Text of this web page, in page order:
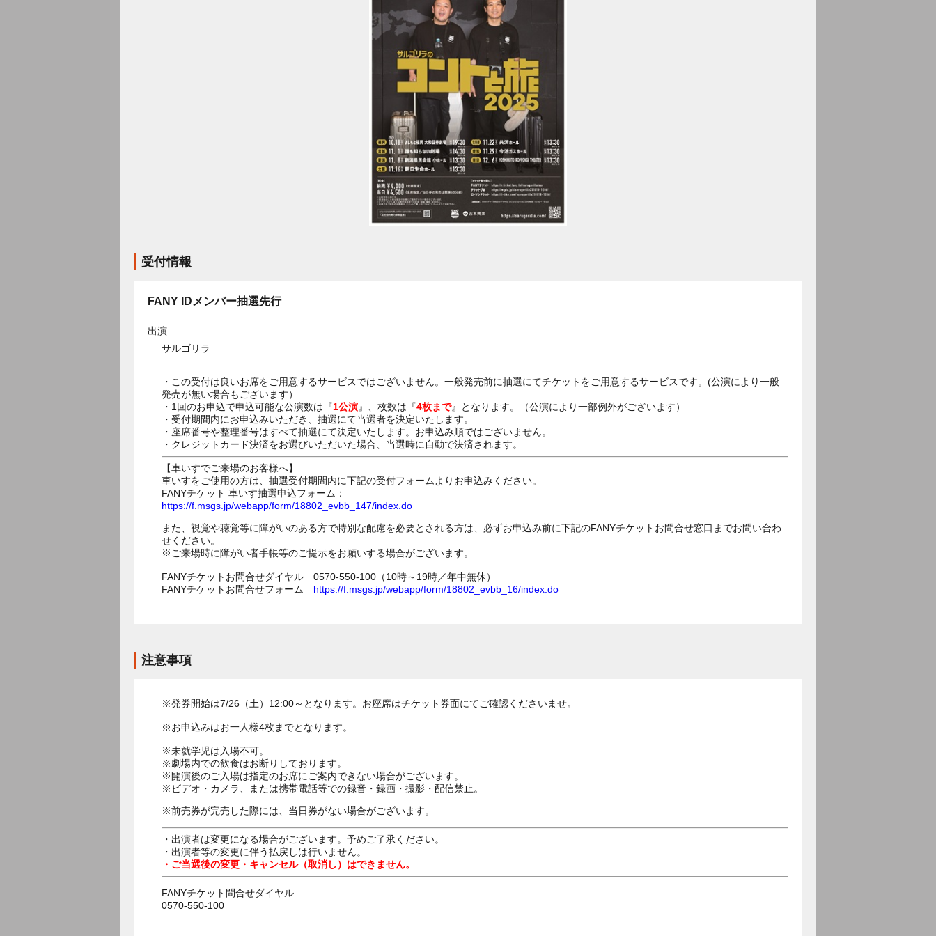
受付情報
FANY IDメンバー抽選先行
出演
サルゴリラ
・この受付は良いお席をご用意するサービスではございません。一般発売前に抽選にてチケットをご用意するサービスです。(公演により一般
発売が無い場合もございます）
・1回のお申込で申込可能な公演数は『1公演』、枚数は『4枚まで』となります。（公演により一部例外がございます）
・受付期間内にお申込みいただき、抽選にて当選者を決定いたします。
・座席番号や整理番号はすべて抽選にて決定いたします。お申込み順ではございません。
・クレジットカード決済をお選びいただいた場合、当選時に自動で決済されます。
【車いすでご来場のお客様へ】
車いすをご使用の方は、抽選受付期間内に下記の受付フォームよりお申込みください。
FANYチケット 車いす抽選申込フォーム：
https://f.msgs.jp/webapp/form/18802_evbb_147/index.do
また、視覚や聴覚等に障がいのある方で特別な配慮を必要とされる方は、必ずお申込み前に下記のFANYチケットお問合せ窓口までお問い合わ
せください。
※ご来場時に障がい者手帳等のご提示をお願いする場合がございます。
FANYチケットお問合せダイヤル 0570-550-100（10時～19時／年中無休）
FANYチケットお問合せフォーム https://f.msgs.jp/webapp/form/18802_evbb_16/index.do
注意事項
※発券開始は7/26（土）12:00～となります。お座席はチケット券面にてご確認くださいませ。
※お申込みはお一人様4枚までとなります。
※未就学児は入場不可。
※劇場内での飲食はお断りしております。
※開演後のご入場は指定のお席にご案内できない場合がございます。
※ビデオ・カメラ、または携帯電話等での録音・録画・撮影・配信禁止。
※前売券が完売した際には、当日券がない場合がございます。
・出演者は変更になる場合がございます。予めご了承ください。
・出演者等の変更に伴う払戻しは行いません。
・ご当選後の変更・キャンセル（取消し）はできません。
FANYチケット問合せダイヤル
0570-550-100